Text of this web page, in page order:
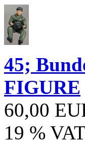
45;
FIGURE
60,00
19 %